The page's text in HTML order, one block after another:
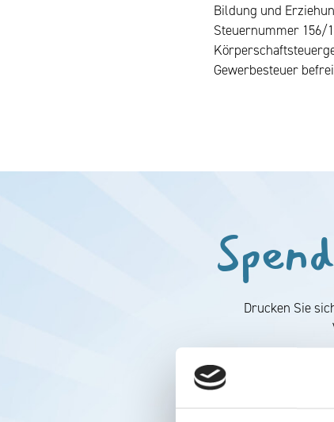
Bildung und
Steuernummer 156/
Gewerbesteuer
Drucken Sie